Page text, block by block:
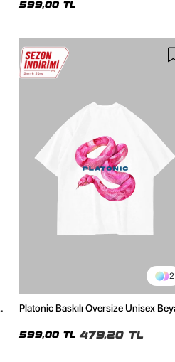
599,00 TL
2
Platonic Baskılı Oversize Unisex
599,00 TL 479,20 TL